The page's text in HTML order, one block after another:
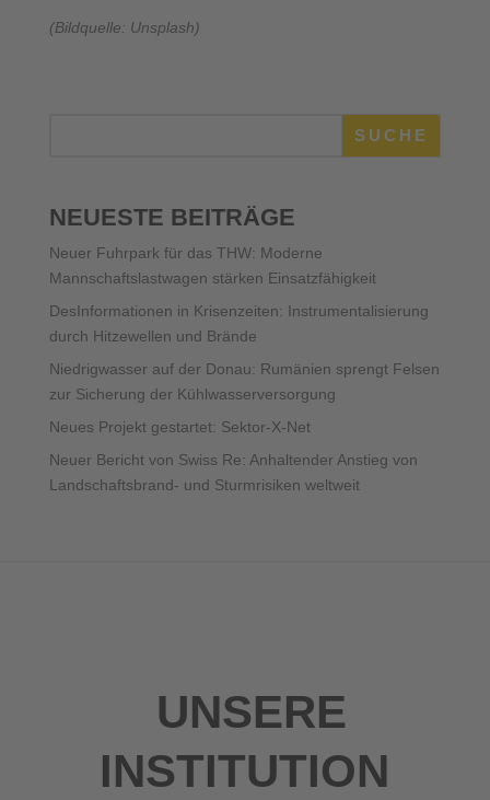
(Bildquelle: Unsplash)
SUCHE
NEUESTE BEITRÄGE
Neuer Fuhrpark für das THW: Moderne
Mannschaftslastwagen stärken Einsatzfähigkeit
DesInformationen in Krisenzeiten: Instrumentalisierung
durch Hitzewellen und Brände
Niedrigwasser auf der Donau: Rumänien sprengt Felsen
zur Sicherung der Kühlwasserversorgung
Neues Projekt gestartet: Sektor-X-Net
Neuer Bericht von Swiss Re: Anhaltender Anstieg von
Landschaftsbrand- und Sturmrisiken weltweit
UNSERE
INSTITUTION